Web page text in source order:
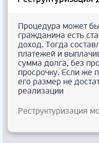
Процедура может
гражданина есть
доход. Тогда
платежей и
сумма долга, без
просрочку. Если же
его размер не
реализации
Реструктуризация